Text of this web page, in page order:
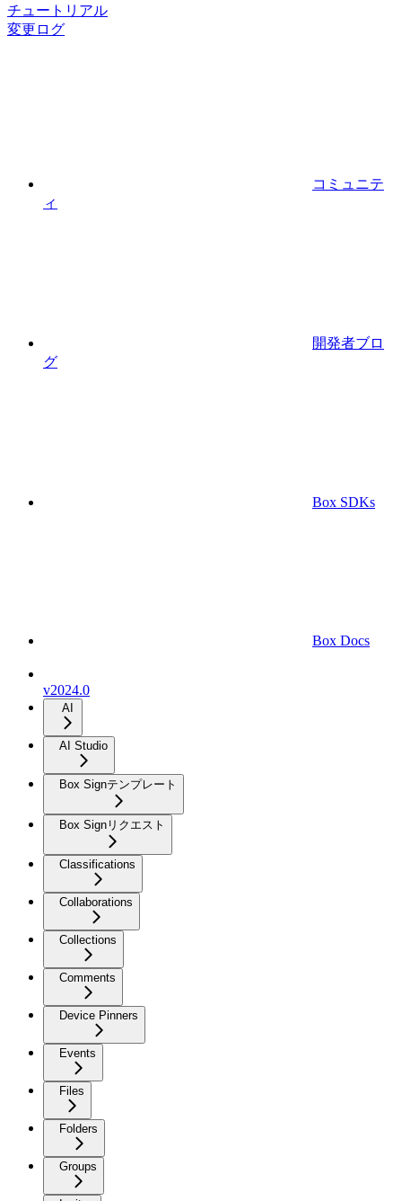
チュートリアル
変更ログ
コミュニテ
ィ
開発者ブロ
グ
Box SDKs
Box Docs
v2024.0
AI
AI Studio
Box Signテンプレート
Box Signリクエスト
Classifications
Collaborations
Collections
Comments
Device Pinners
Events
Files
Folders
Groups